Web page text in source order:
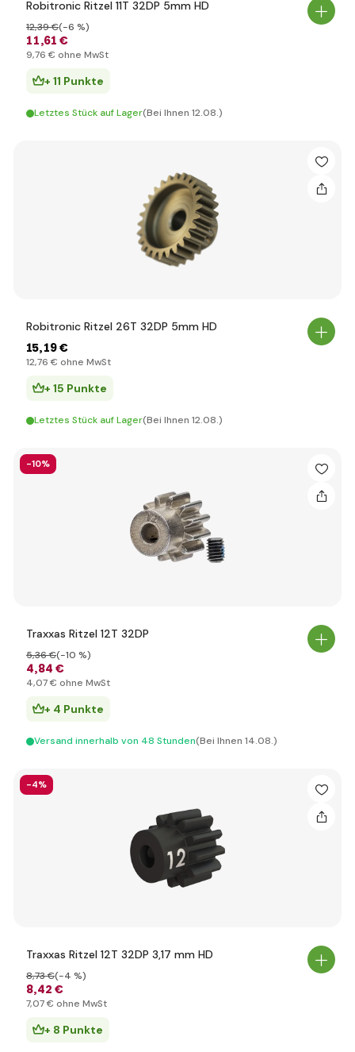
Robitronic Ritzel 11T 32DP 5mm HD
11,61 €
12,39 €(-6 %)
9,76 € ohne MwSt
+ 11 Punkte
Letztes Stück auf Lager(Bei Ihnen 12.08.)
Robitronic Ritzel 26T 32DP 5mm HD
15,19 €
12,76 € ohne MwSt
+ 15 Punkte
Letztes Stück auf Lager(Bei Ihnen 12.08.)
-10%
Traxxas Ritzel 12T 32DP
4,84 €
5,36 €(-10 %)
4,07 € ohne MwSt
+ 4 Punkte
Versand innerhalb von 48 Stunden(Bei Ihnen 14.08.)
-4%
Traxxas Ritzel 12T 32DP 3,17 mm HD
8,42 €
8,73 €(-4 %)
7,07 € ohne MwSt
+ 8 Punkte